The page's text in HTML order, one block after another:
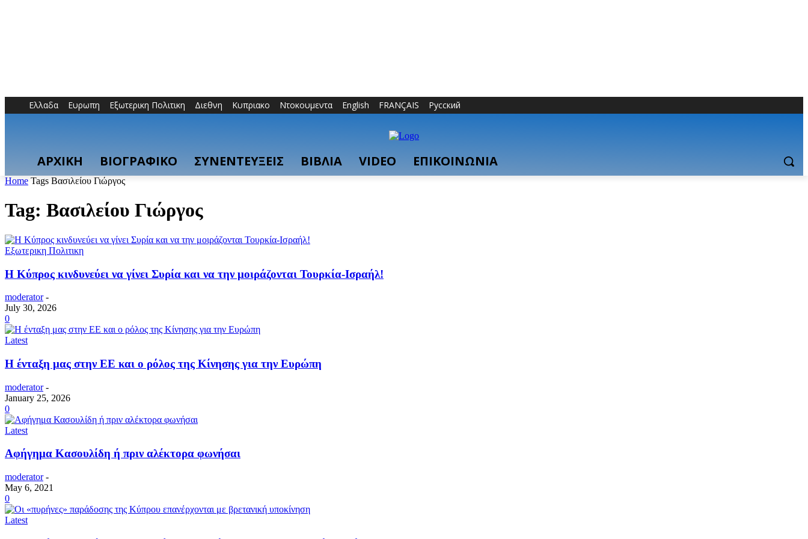
Ελλαδα Ευρωπη Εξωτερικη Πολιτικη Διεθνη Κυπριακο Ντοκουμεντα English FRANÇAIS Русский
ΑΡΧΙΚΗ ΒΙΟΓΡΑΦΙΚΟ ΣΥΝΕΝΤΕΥΞΕΙΣ ΒΙΒΛΙΑ VIDEO ΕΠΙΚΟΙΝΩΝΙΑ
Home Tags Βασιλείου Γιώργος
Tag: Βασιλείου Γιώργος
Εξωτερικη Πολιτικη
Η Κύπρος κινδυνεύει να γίνει Συρία και να την μοιράζονται Τουρκία-Ισραήλ!
moderator -
July 30, 2026
0
Latest
Η ένταξη μας στην ΕΕ και ο ρόλος της Κίνησης για την Ευρώπη
moderator -
January 25, 2026
0
Latest
Αφήγημα Κασουλίδη ή πριν αλέκτορα φωνήσαι
moderator -
May 6, 2021
0
Latest